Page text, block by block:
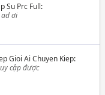
Su Prc Full:
ơi
Gioi Ai Chuyen Kiep:
cập được